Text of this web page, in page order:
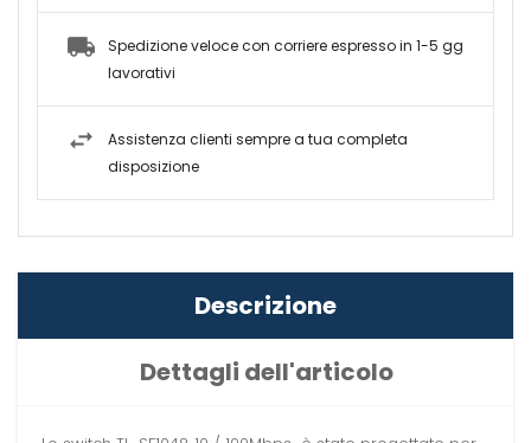
Spedizione veloce con corriere espresso in 1-5 gg
lavorativi
Assistenza clienti sempre a tua completa
disposizione
Descrizione
Dettagli dell'articolo